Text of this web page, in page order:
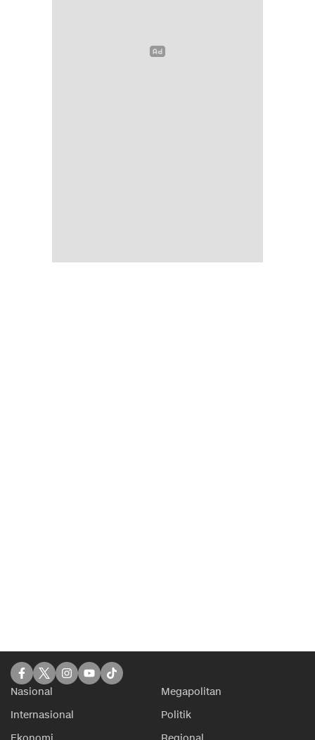
Nasional
Megapolitan
Internasional
Politik